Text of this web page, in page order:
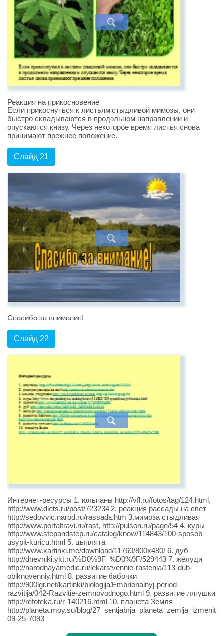
Реакция на прикосновение
Если прикоснуться к листьям стыдливой мимозы, они
быстро складываются в продольном направлении и
опускаются книзу. Через некоторое время листья снова
принимают прежнее положение.
Слайд 21
Спасибо за внимание!
Слайд 22
Интернет-ресурсы 1. юльпаны http://vfl.ru/fotos/tag/124.html,
http://www.diets.ru/post/723234 2. реакция рассады на свет
http://sedovvic.narod.ru/rassada.htm 3.мимоза стыдливая
http://www.portaltravi.ru/rast, http://pulson.ru/page/54 4. куры
http://www.stepandstep.ru/catalog/know/114843/100-sposob-
usypit-kuricu.html 5. цыплята
http://www.kartinki.me/download/11760/800x480/ 6. дуб
http://dnevniki.ykt.ru/%D0%9F_%D0%9F/529443 7. жёлуди
http://narodnayamedic.ru/lekarstvennie-rastenia/113-dub-
obiknovenniy.html 8. развитие бабочки
http://900igr.net/kartinki/biologija/Embrionalnyj-period-
razvitija/042-Razvitie-zemnovodnogo.html 9. развитие лягушки
http://refoteka.ru/r-140216.html 10. планета Земля
http://planeta.moy.su/blog/
09-25-7093